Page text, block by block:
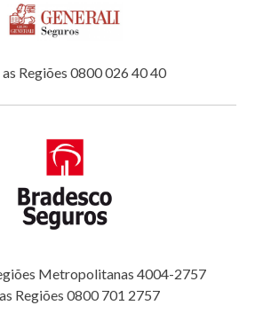
as Regiões 0800 026 40 40
Metropolitanas 4004-2757
Regiões 0800 701 2757